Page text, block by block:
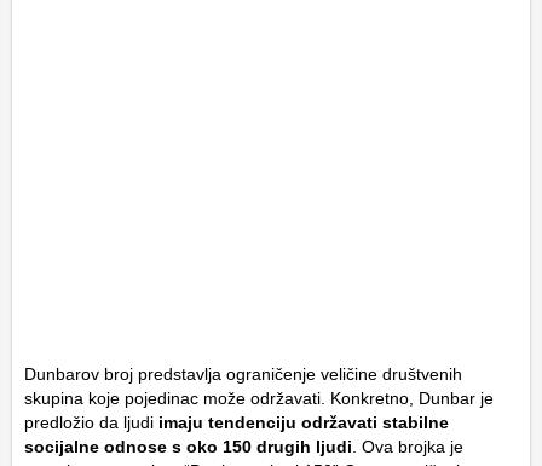
Dunbarov broj predstavlja ograničenje veličine društvenih
skupina koje pojedinac može održavati. Konkretno, Dunbar je
predložio da ljudi imaju tendenciju održavati stabilne
socijalne odnose s oko 150 drugih ljudi. Ova brojka je